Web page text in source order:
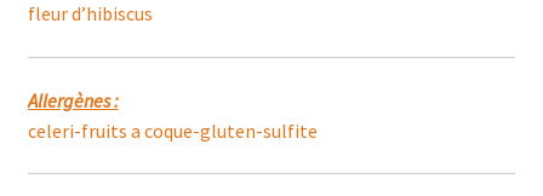
fleur d’hibiscus
Allergènes :
celeri-fruits a coque-gluten-sulfite